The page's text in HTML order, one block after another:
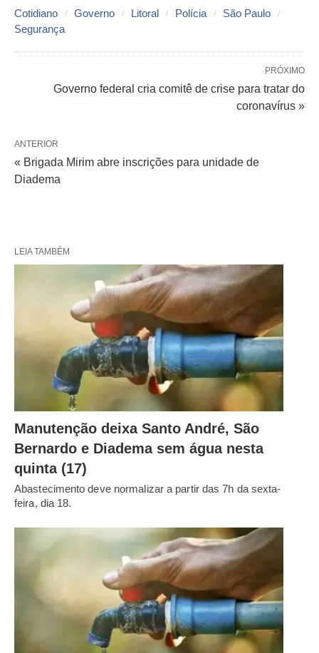
Cotidiano Governo Litoral Polícia
São Paulo
Segurança
PRÓXIMO
Governo federal cria comitê de crise para tratar do
coronavírus »
ANTERIOR
« Brigada Mirim abre inscrições para unidade de
Diadema
LEIA TAMBÉM
Manutenção deixa Santo André, São
Bernardo e Diadema sem água nesta
quinta (17)
Abastecimento deve normalizar a partir das 7h da sexta-
feira, dia 18.